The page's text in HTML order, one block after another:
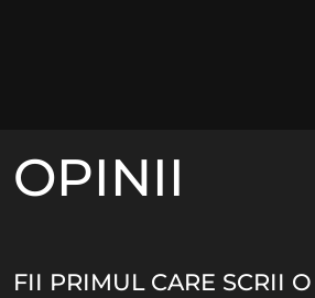
OPINII
FII PRIMUL CARE SCRII